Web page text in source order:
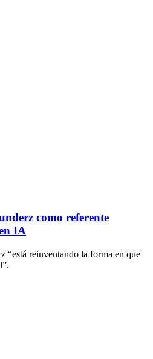
como referente
IA
“está reinventando la forma en que